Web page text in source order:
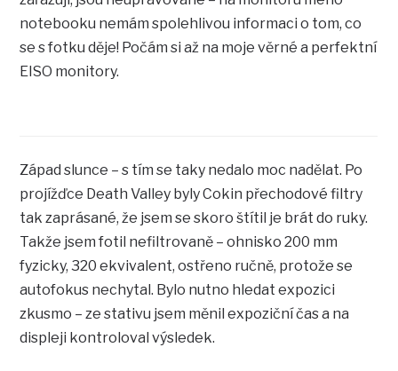
notebooku nemám spolehlivou informaci o tom, co
se s fotku děje! Počám si až na moje věrné a perfektní
EISO monitory.
Západ slunce – s tím se taky nedalo moc nadělat. Po
projížďce Death Valley byly Cokin přechodové filtry
tak zaprásané, že jsem se skoro štítil je brát do ruky.
Takže jsem fotil nefiltrovaně – ohnisko 200 mm
fyzicky, 320 ekvivalent, ostřeno ručně, protože se
autofokus nechytal. Bylo nutno hledat expozici
zkusmo – ze stativu jsem měnil expoziční čas a na
displeji kontroloval výsledek.